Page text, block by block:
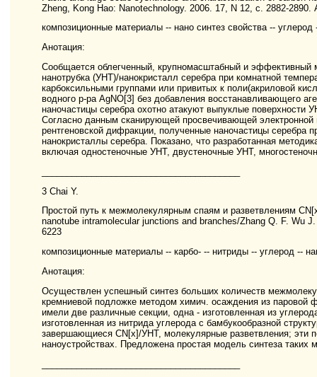
Zheng, Kong Hao: Nanotechnology. 2006. 17, N 12, с. 2882-2890.
композиционные материалы -- нано синтез свойства --
Анотация:
Сообщается облегченный, крупномасштабный и эффективный
нанотрубка (УНТ)/нанокристалл серебра при комнатной
карбоксильными группами или привитых к поли(акриловой
водного р-ра AgNO[3] без добавления восстанавливающего
наночастицы серебра охотно атакуют выпуклые поверхности
Согласно данным сканирующей просвечивающей
рентгеновской дифракции, полученные наночастицы серебра
нанокристаллы серебра. Показано, что разработанная
включая одностеночные УНТ, двустеночные УНТ,
3 Chai Y.
Простой путь к межмолекулярным спаям и разветвлениям
nanotube intramolecular junctions and branches/Zhang Q. F. Wu
6223
композиционные материалы -- карбо- -- нитриды -- углерод --
Анотация:
Осуществлен успешный синтез больших количеств
кремниевой подложке методом химич. осаждения из паровой
имели две различные секции, одна - изготовленная из
изготовленная из нитрида углерода с бамбукообразной
завершающиеся CN[x]/УНТ, молекулярные разветвления; эти
наноустройствах. Предложена простая модель синтеза